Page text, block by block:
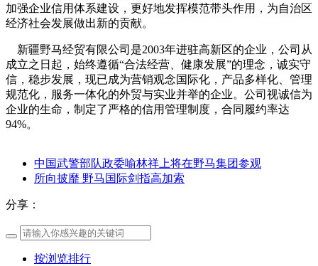
加强企业信用体系建设，更好地发挥模范带头作用，为自治区
经济社会发展做出新的贡献。
新疆野马经贸有限公司是2003年进驻高新区的企业，公司从
成立之日起，始终遵循“合法经营、健康发展”的理念，诚实守
信，稳步发展，现已成为营销观念国际化，产品多样化、管理
规范化，服务一体化的外贸与实业并举的企业。公司视诚信为
企业的生命，制定了严格的信用管理制度，合同履约率达
94%。
中国武警部队政委喻林祥上将在野马集团参观
所向披靡 野马国际剑指高加索
分享：
按浏览排行